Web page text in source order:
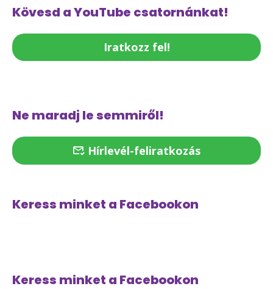
Kövesd a YouTube csatornánkat!
Iratkozz fel!
Ne maradj le semmiről!
Hírlevél-feliratkozás
Keress minket a Facebookon
Keress minket a Facebookon